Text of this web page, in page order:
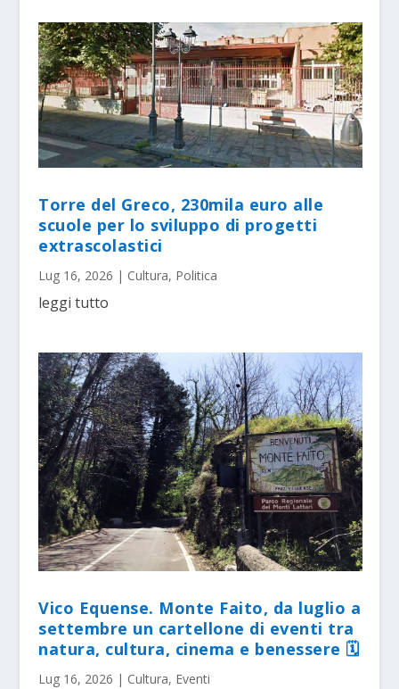
Torre del Greco, 230mila euro alle
scuole per lo sviluppo di progetti
extrascolastici
Lug 16, 2026 | Cultura, Politica
leggi tutto
Vico Equense. Monte Faito, da luglio a
settembre un cartellone di eventi tra
natura, cultura, cinema e benessere 🗓
Lug 16, 2026 | Cultura, Eventi